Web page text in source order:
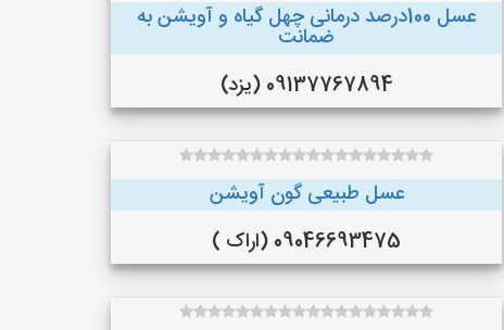
عسل 100درصد درمانی چهل گیاه و آویشن به
ضمانت
09137767894 (یزد)
عسل طبیعی گون آویشن
09046693475 (اراک )